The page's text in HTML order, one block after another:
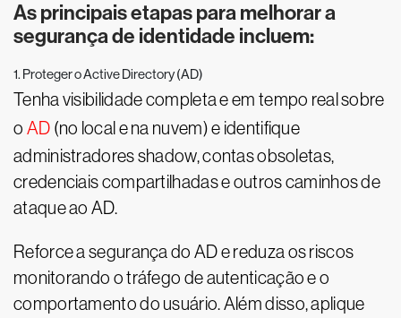
As principais etapas para melhorar a
segurança de identidade incluem:
1. Proteger o Active Directory (AD)
Tenha visibilidade completa e em tempo real sobre
o AD (no local e na nuvem) e identifique
administradores shadow, contas obsoletas,
credenciais compartilhadas e outros caminhos de
ataque ao AD.
Reforce a segurança do AD e reduza os riscos
monitorando o tráfego de autenticação e o
comportamento do usuário. Além disso, aplique